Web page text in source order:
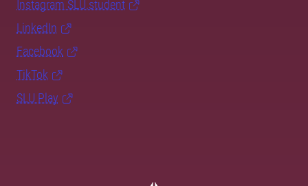
Instagram SLU.student
LinkedIn
Facebook
TikTok
SLU Play